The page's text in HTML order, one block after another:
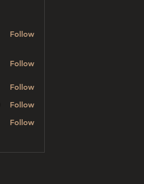
Follow
Follow
Follow
Follow
Follow